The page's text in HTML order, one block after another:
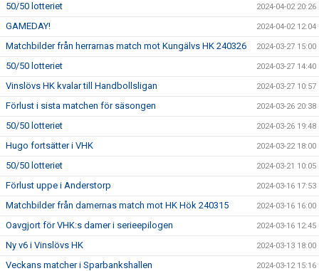
50/50 lotteriet 2024-04-02 20:26
GAMEDAY! 2024-04-02 12:04
Matchbilder från herrarnas match mot Kungälvs HK 240326 2024-03-27 15:00
50/50 lotteriet 2024-03-27 14:40
Vinslövs HK kvalar till Handbollsligan 2024-03-27 10:57
Förlust i sista matchen för säsongen 2024-03-26 20:38
50/50 lotteriet 2024-03-26 19:48
Hugo fortsätter i VHK 2024-03-22 18:00
50/50 lotteriet 2024-03-21 10:05
Förlust uppe i Anderstorp 2024-03-16 17:53
Matchbilder från damernas match mot HK Hök 240315 2024-03-16 16:00
Oavgjort för VHK:s damer i serieepilogen 2024-03-16 12:45
Ny v6 i Vinslövs HK 2024-03-13 18:00
Veckans matcher i Sparbankshallen 2024-03-12 15:16